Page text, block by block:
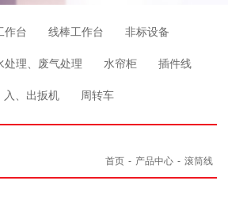
作台 线棒工作台 非标设备
处理、废气处理 水帘柜 插件线
入、出扳机 周转车
首页 - 产品中心 - 滚筒线